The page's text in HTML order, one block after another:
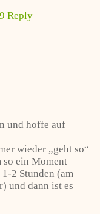
Reply
und hoffe auf
wieder „geht so“
so ein Moment
2 Stunden (am
und dann ist es